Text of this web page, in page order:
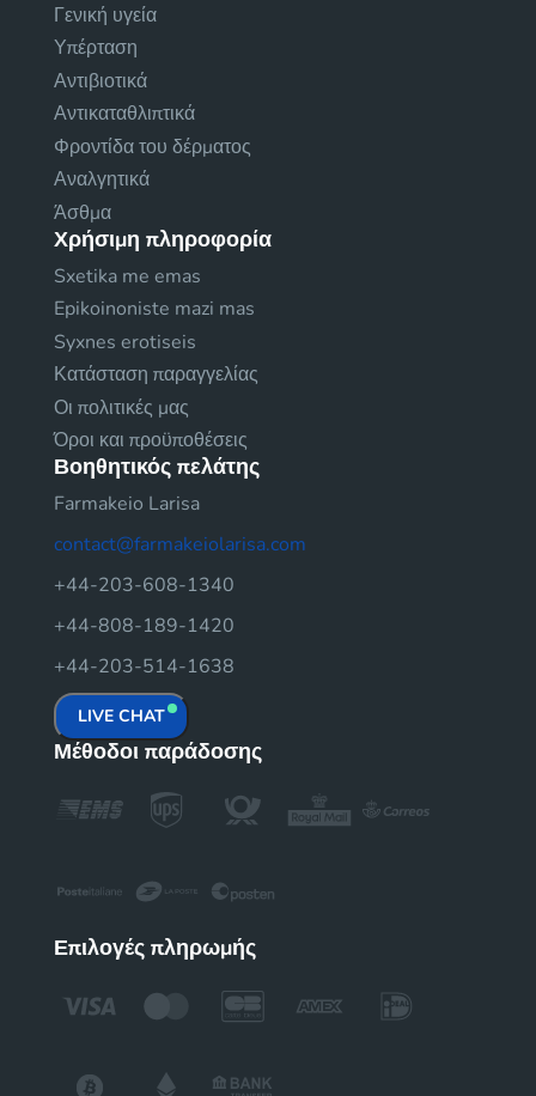
Γενική υγεία
Υπέρταση
Αντιβιοτικά
Αντικαταθλιπτικά
Φροντίδα του δέρματος
Αναλγητικά
Άσθμα
Χρήσιμη πληροφορία
Sxetika me emas
Epikoinoniste mazi mas
Syxnes erotiseis
Κατάσταση παραγγελίας
Οι πολιτικές μας
Όροι και προϋποθέσεις
Βοηθητικός πελάτης
Farmakeio Larisa
contact@farmakeiolarisa.com
+44-203-608-1340
+44-808-189-1420
+44-203-514-1638
LIVE CHAT
Μέθοδοι παράδοσης
Επιλογές πληρωμής